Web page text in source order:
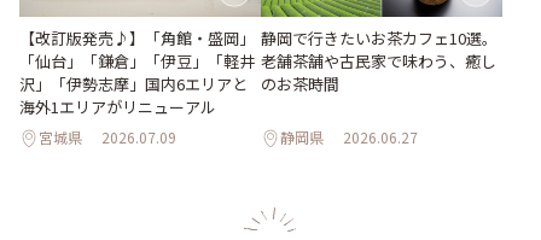
【改訂版発売♪】「角館・盛岡」
「仙台」「鎌倉」「伊豆」「軽井
沢」「伊勢志摩」国内6エリアと
海外1エリアがリニューアル
宮城県 2026.07.09
静岡で行きたいお茶カフェ10選。
老舗茶舗や古民家で味わう、癒し
のお茶時間
静岡県 2026.06.27